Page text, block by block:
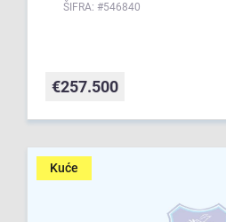
ŠIFRA: #546840
€257.500
Kuće